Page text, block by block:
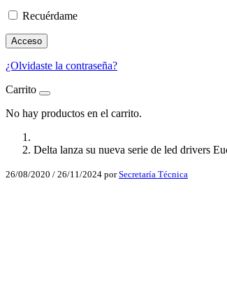
Recuérdame
Acceso
¿Olvidaste la contraseña?
Carrito
No hay productos en el carrito.
Delta lanza su nueva serie de led drivers
26/08/2020 / 26/11/2024 porSecretaría Técnica